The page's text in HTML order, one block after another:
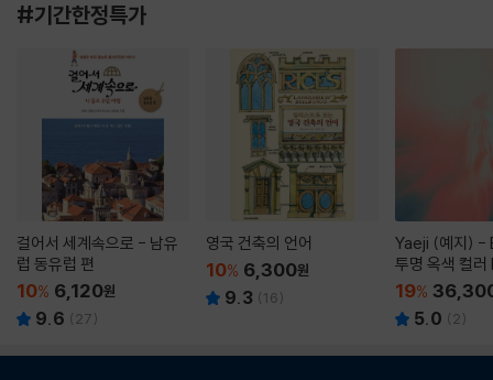
#기간한정특가
걸어서 세계속으로 - 남유
럽 동유럽 편
10% 6,120원
9.6 ( 27)
영국 건축의 언어
10% 6,300원
9.3 (16)
Yaeji (예지) -
투명 옥색 컬
19%
5.0 ( 2)